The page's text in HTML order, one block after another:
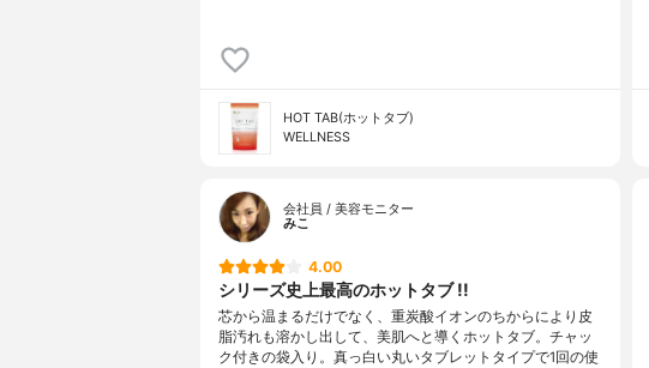
HOT TAB(ホットタブ)
WELLNESS
会社員 / 美容モニター
みこ
4.00
シリーズ史上最高のホットタブ !!
芯から温まるだけでなく、重炭酸イオンのちからにより皮
脂汚れも溶かし出して、美肌へと導くホットタブ。チャッ
ク付きの袋入り。真っ白い丸いタブレットタイプで1回の使